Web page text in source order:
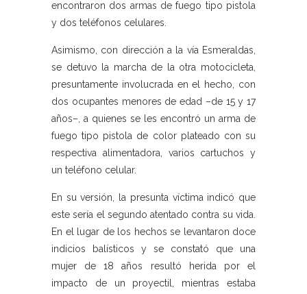
encontraron dos armas de fuego tipo pistola
y dos teléfonos celulares.
Asimismo, con dirección a la vía Esmeraldas,
se detuvo la marcha de la otra motocicleta,
presuntamente involucrada en el hecho, con
dos ocupantes menores de edad –de 15 y 17
años–, a quienes se les encontró un arma de
fuego tipo pistola de color plateado con su
respectiva alimentadora, varios cartuchos y
un teléfono celular.
En su versión, la presunta víctima indicó que
este sería el segundo atentado contra su vida.
En el lugar de los hechos se levantaron doce
indicios balísticos y se constató que una
mujer de 18 años resultó herida por el
impacto de un proyectil, mientras estaba